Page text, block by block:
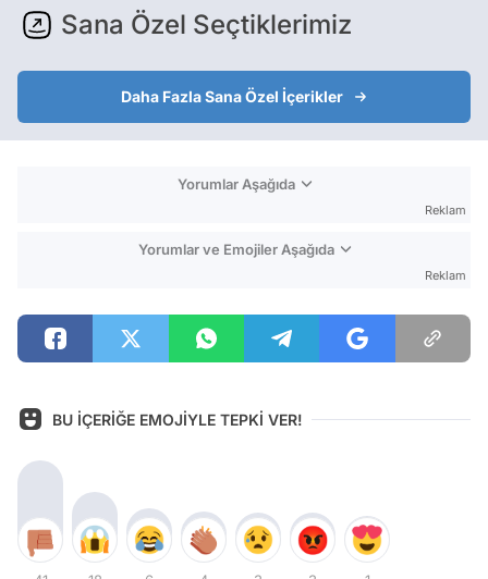
Sana Özel Seçtiklerimiz
Daha Fazla Sana Özel İçerikler
Yorumlar Aşağıda
Reklam
Yorumlar ve Emojiler Aşağıda
Reklam
BU İÇERİĞE EMOJİYLE TEPKİ VER!